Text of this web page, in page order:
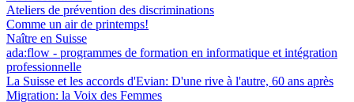
Ateliers de prévention des discriminations
Comme un air de printemps!
Naître en Suisse
ada:flow - programmes de formation en informatique et intégration
professionnelle
La Suisse et les accords d'Evian: D'une rive à l'autre, 60 ans après
Migration: la Voix des Femmes